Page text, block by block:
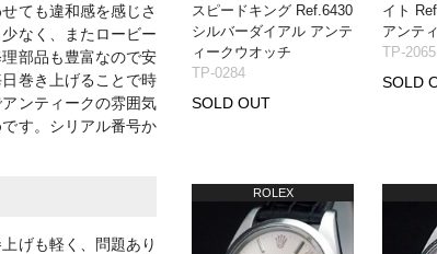
ても違和感を感じさ
なく、またロービー
部品も豊富なので安
巻き上げることで時
ンティークの雰囲気
す。シリアル番号か
げも軽く、問題あり
スピードキング Ref.6430
シルバーダイアル アンテ
ィークウオッチ
TP-0284
SOLD OUT
イト
アンテ
TP-2065
SOLD
ROLEX